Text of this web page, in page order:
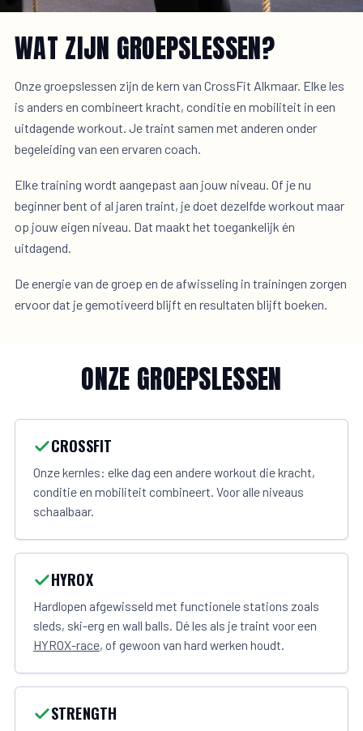
WAT ZIJN GROEPSLESSEN?
Onze groepslessen zijn de kern van CrossFit Alkmaar. Elke les
is anders en combineert kracht, conditie en mobiliteit in een
uitdagende workout. Je traint samen met anderen onder
begeleiding van een ervaren coach.
Elke training wordt aangepast aan jouw niveau. Of je nu
beginner bent of al jaren traint, je doet dezelfde workout maar
op jouw eigen niveau. Dat maakt het toegankelijk én
uitdagend.
De energie van de groep en de afwisseling in trainingen zorgen
ervoor dat je gemotiveerd blijft en resultaten blijft boeken.
ONZE GROEPSLESSEN
CROSSFIT
Onze kernles: elke dag een andere workout die kracht,
conditie en mobiliteit combineert. Voor alle niveaus
schaalbaar.
HYROX
Hardlopen afgewisseld met functionele stations zoals
sleds, ski-erg en wall balls. Dé les als je traint voor een
HYROX-race, of gewoon van hard werken houdt.
STRENGTH